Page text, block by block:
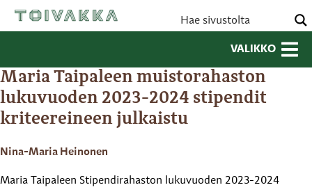
VALIKKO
Maria Taipaleen muistorahaston
lukuvuoden 2023-2024 stipendit
kriteereineen julkaistu
Nina-Maria Heinonen
Maria Taipaleen Stipendirahaston lukuvuoden 2023-2024